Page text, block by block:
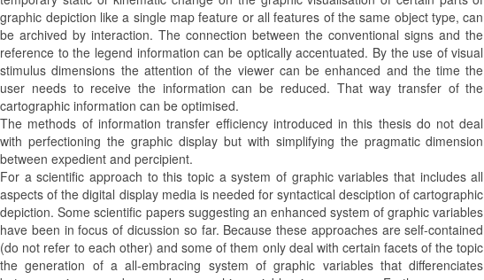
graphic depiction like a single map feature or all features of the same object type, can
be archived by interaction. The connection between the conventional signs and the
reference to the legend information can be optically accentuated. By the use of visual
stimulus dimensions the attention of the viewer can be enhanced and the time the
user needs to receive the information can be reduced. That way transfer of the
cartographic information can be optimised.
The methods of information transfer efficiency introduced in this thesis do not deal
with perfectioning the graphic display but with simplifying the pragmatic dimension
between expedient and percipient.
For a scientific approach to this topic a system of graphic variables that includes all
aspects of the digital display media is needed for syntactical desciption of cartographic
depiction. Some scientific papers suggesting an enhanced system of graphic variables
have been in focus of dicussion so far. Because these approaches are self-contained
(do not refer to each other) and some of them only deal with certain facets of the topic
the generation of a all-embracing system of graphic variables that differenciates